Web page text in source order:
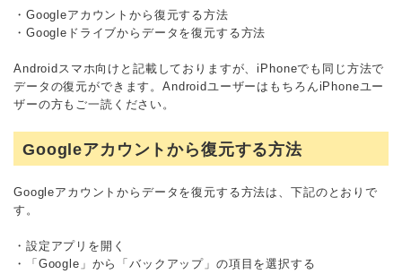
・Googleアカウントから復元する方法
・Googleドライブからデータを復元する方法
Androidスマホ向けと記載しておりますが、iPhoneでも同じ方法で
データの復元ができます。AndroidユーザーはもちろんiPhoneユー
ザーの方もご一読ください。
Googleアカウントから復元する方法
Googleアカウントからデータを復元する方法は、下記のとおりで
す。
・設定アプリを開く
・「Google」から「バックアップ」の項目を選択する